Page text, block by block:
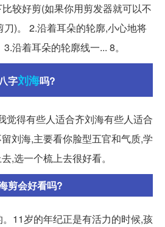
较好剪(如果你用剪发器就可以不
)。 2.沿着耳朵的轮廓,小心地将
沿着耳朵的轮廓线一... 8。
字刘海吗?
觉得有些人适合齐刘海有些人适合
刘海,主要看你脸型五官和气质,学
,选一个梳上去很好看。
剪会好看吗?
11岁的年纪正是有活力的时候,孩